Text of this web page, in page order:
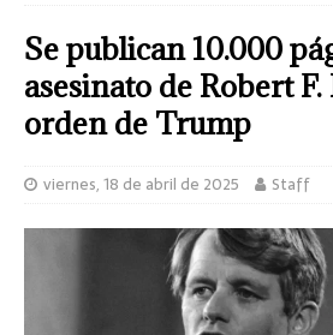
Se publican 10.000
asesinato de Robert
orden de Trump
viernes, 18 de abril de 2025 Staff